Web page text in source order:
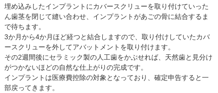
埋め込みしたインプラントにカバースクリューを取り付けていった
ん歯茎を閉じて縫い合わせ、インプラントがあごの骨に結合するま
で待ちます。
3か月から4か月ほど経つと結合しますので、取り付けしていたカバ
ースクリューを外してアバットメントを取り付けます。
その2週間後にセラミック製の人工歯をかぶせれば、天然歯と見分け
がつかないほどの自然な仕上がりの完成です。
インプラントは医療費控除の対象となっており、確定申告すると一
部戻ってきます。